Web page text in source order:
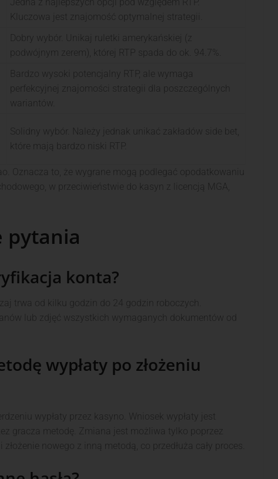
Kluczowa jest znajomość optymalnej strategii.
Dobry wybór. Unikaj ruletki amerykańskiej (z
podwójnym zerem), której RTP spada do ok. 94.7%.
Bardzo wysoki potencjalny RTP, ale wymaga
perfekcyjnej znajomości strategii dla poszczególnych
wariantów.
Solidny wybór. Należy jednak unikać zakładów side bet,
które mają bardzo niski RTP.
Oznacza to, że wygrane mogą podlegać opodatkowaniu
w przeciwieństwie do kasyn z licencją MGA,
pytania
konta?
trwa od kilku godzin do 24 godzin roboczych.
lub zdjęć wszystkich wymaganych dokumentów od
wypłaty po złożeniu
wypłaty przez kasyno. Wniosek wypłaty jest
gracza metodę. Zmiana jest możliwa tylko poprzez
nowego z inną metodą, co przedłuża cały proces.